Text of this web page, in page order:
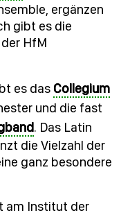
ergänzen
gibt es die
HfM
es das Collegium
und die fast
. Das Latin
die Vielzahl der
ganz besondere
am Institut der